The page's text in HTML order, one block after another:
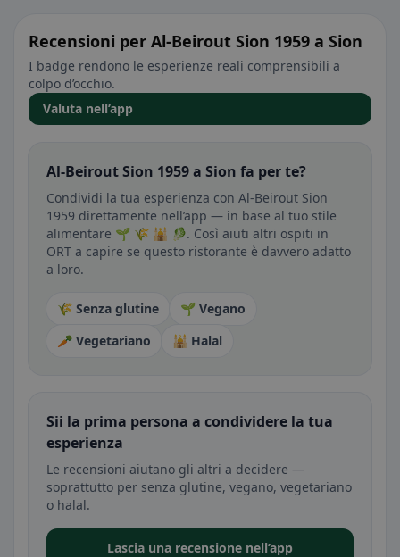
Recensioni per Al-Beirout Sion 1959 a Sion
I badge rendono le esperienze reali comprensibili a
colpo d’occhio.
Valuta nell’app
Al-Beirout Sion 1959 a Sion fa per te?
Condividi la tua esperienza con Al-Beirout Sion
1959 direttamente nell’app — in base al tuo stile
alimentare 🌱 🌾 🕌 🥬. Così aiuti altri ospiti in
ORT a capire se questo ristorante è davvero adatto
a loro.
🌾 Senza glutine
🌱 Vegano
🥕 Vegetariano
🕌 Halal
Sii la prima persona a condividere la tua
esperienza
Le recensioni aiutano gli altri a decidere —
soprattutto per senza glutine, vegano, vegetariano
o halal.
Lascia una recensione nell’app